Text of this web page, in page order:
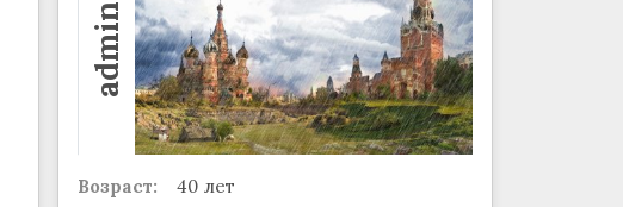
admin
Возраст:
40 лет